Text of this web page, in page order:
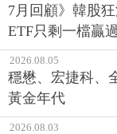
7月回顧》韓股
ETF只剩一檔贏
2026.08.05
穩懋、宏捷科、
黃金年代
2026.08.03